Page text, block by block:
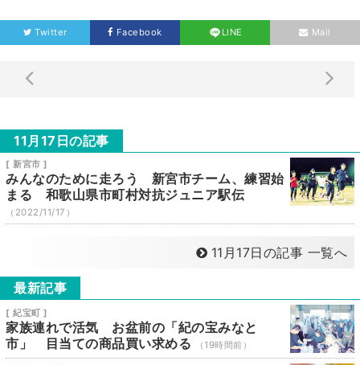
Twitter Facebook LINE Mail
11月17日の記事
[ 新宮市 ]
みんなのために走ろう 新宮市チーム、練習始
まる 和歌山県市町村対抗ジュニア駅伝
（2022/11/17）
11月17日の記事 一覧へ
最新記事
[ 紀宝町 ]
家族連れで活気 お盆前の「紀の宝みなと
市」 目当ての商品買い求める
（19時間前）